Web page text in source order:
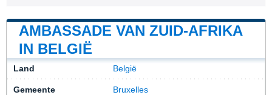
AMBASSADE VAN ZUID-AFRIKA
IN BELGIË
Land België
Gemeente Bruxelles